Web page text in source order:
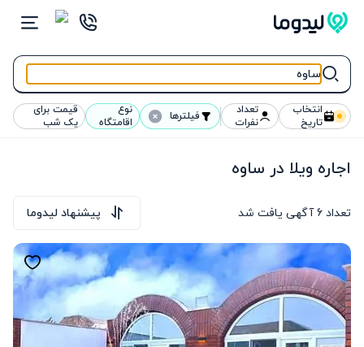
انتخاب
تاریخ
تعداد
نفرات فیلترها نوع
اقامتگاه
قیمت برای
یک شب
اجاره ویلا در ساوه
تعداد6آگهی یافت شد پیشنهاد لیدوما